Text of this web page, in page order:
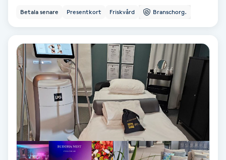
Permanent ögonbrynsmakeup
Personlig tränare
Picolaser
Piercing
Pigmentbehandling
Betala senare Presentkort Friskvård Branschorg.